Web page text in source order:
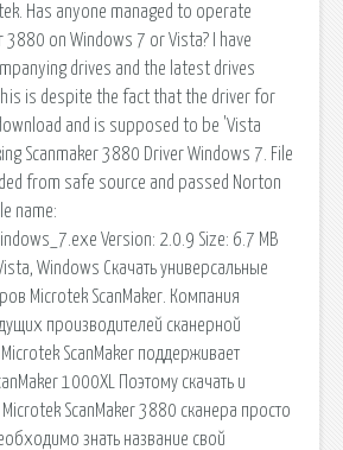
Has anyone managed to operate
3880 on Windows 7 or Vista? I have
drives and the latest drives
is despite the fact that the driver for
and is supposed to be 'Vista
Scanmaker 3880 Driver Windows 7. File
from safe source and passed Norton
name:
Version: 2.0.9 Size: 6.7 MB
Windows Скачать универсальные
Microtek ScanMaker. Компания
производителей сканерной
ScanMaker поддерживает
1000XL Поэтому скачать и
ScanMaker 3880 сканера просто
знать название свой